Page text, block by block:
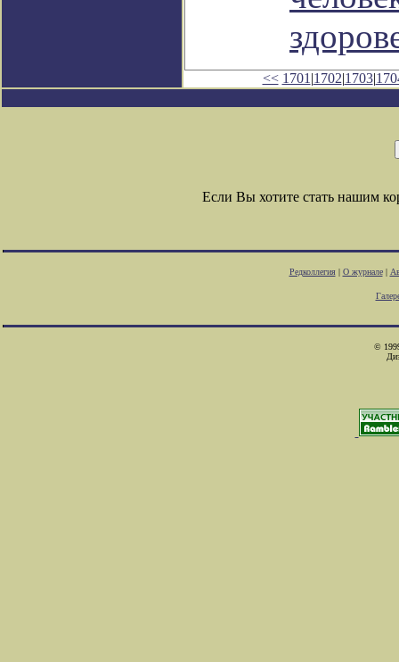
<< 1701 |1702|1703|
Если Вы хотите стать нашим
Редколлегия| О журнале|
©